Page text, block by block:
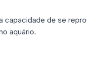
capacidade de se
aquário.